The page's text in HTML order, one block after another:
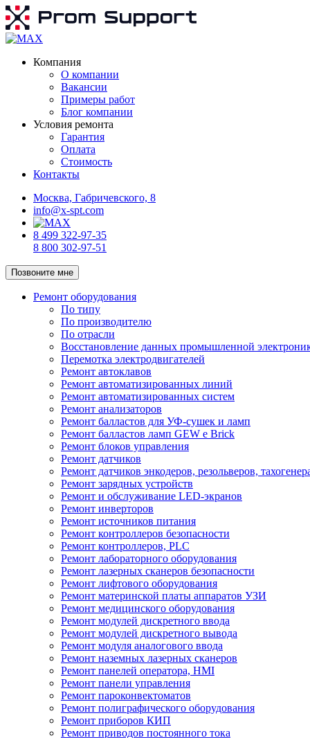
Компания
О компании
Вакансии
Примеры работ
Блог компании
Условия ремонта
Гарантия
Оплата
Стоимость
Контакты
Москва, Габричевского, 8
info@x-spt.com
8 499 322-97-35
8 800 302-97-51
Позвоните мне
Ремонт оборудования
По типу
По производителю
По отрасли
Восстановление данных промышленной
Перемотка электродвигателей
Ремонт автоклавов
Ремонт автоматизированных линий
Ремонт автоматизированных систем
Ремонт анализаторов
Ремонт балластов для УФ-сушек и ламп
Ремонт балластов ламп GEW e Brick
Ремонт блоков управления
Ремонт датчиков
Ремонт датчиков энкодеров, резольверов,
Ремонт зарядных устройств
Ремонт и обслуживание LED-экранов
Ремонт инверторов
Ремонт источников питания
Ремонт контроллеров безопасности
Ремонт контроллеров, PLC
Ремонт лабораторного оборудования
Ремонт лазерных сканеров безопасности
Ремонт лифтового оборудования
Ремонт материнской платы аппаратов УЗИ
Ремонт медицинского оборудования
Ремонт модулей дискретного ввода
Ремонт модулей дискретного вывода
Ремонт модуля аналогового ввода
Ремонт наземных лазерных сканеров
Ремонт панелей оператора, HMI
Ремонт панели управления
Ремонт пароконвектоматов
Ремонт полиграфического оборудования
Ремонт приборов КИП
Ремонт приводов постоянного тока